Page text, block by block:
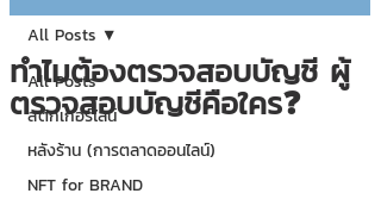
All Posts
สติกเกอร์ไลน์
หลังร้าน (การตลาดออนไลน์)
NFT for BRAND
All Posts
ทำไมต้องตรวจสอบบัญชี ผู้
ตรวจสอบบัญชีคือใคร❓